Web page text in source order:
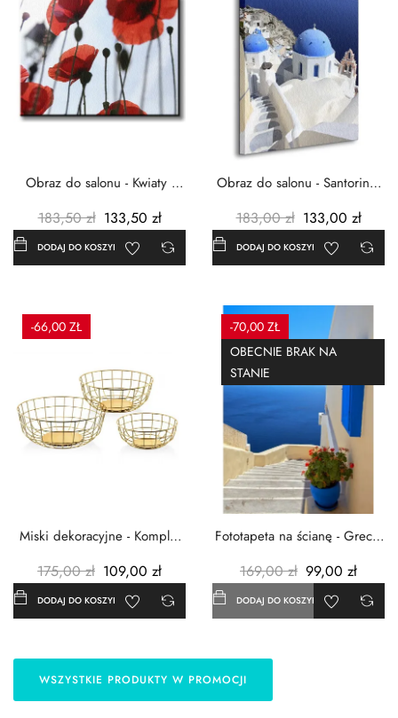
Obraz do salonu - Kwiaty -
183,50 zł 133,50 zł
DODAJ DO KOSZYKA
Obraz do salonu - Santorini -
183,00 zł 133,00 zł
DODAJ DO KOSZYKA
-66,00 ZŁ
Miski dekoracyjne - Komplet
175,00 zł 109,00 zł
DODAJ DO KOSZYKA
-70,00 ZŁ
OBECNIE BRAK NA
STANIE
Fototapeta na ścianę - Grecja
169,00 zł 99,00 zł
DODAJ DO KOSZYKA
WSZYSTKIE PRODUKTY W PROMOCJI